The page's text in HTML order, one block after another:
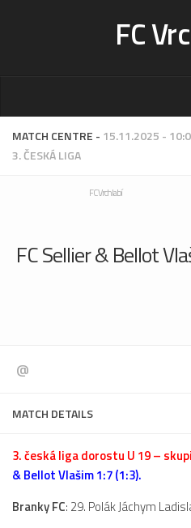
FC
Stadion
Sportoviště
Kontakt-rezervace
Aktuality
Zápasy MA 2026/27
MATCH CENTRE - 15.11.2025 -
3. ČESKÁ LIGA
FC Vrchlabí
FC Sellier & Bellot
@
MATCH DETAILS
3. česká liga dorostu U 19 –
& Bellot Vlašim 1:7 (1:3).
Branky FC: 29. Polák Jáchym